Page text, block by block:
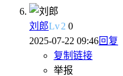
刘郎Lv2 0
2025-07-22 09:46回复
复制链接
举报